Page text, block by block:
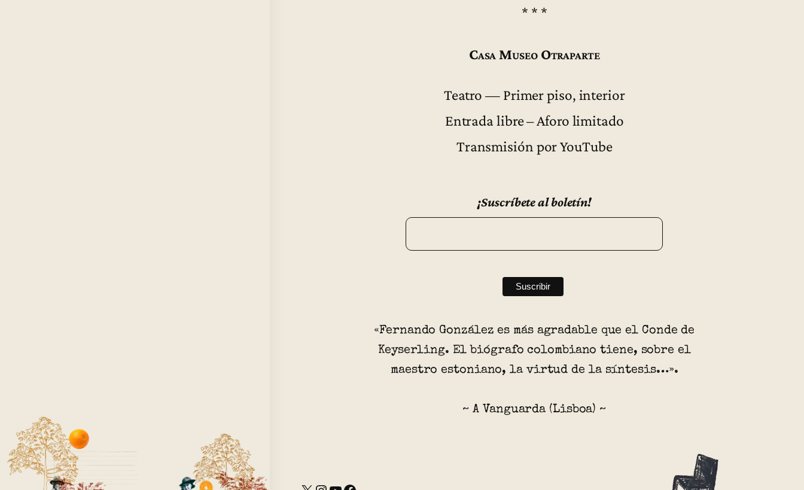
* * *
Casa Museo Otraparte
Teatro — Primer piso, interior
Entrada libre – Aforo limitado
Transmisión por YouTube
¡Suscríbete al boletín!
«Fernando González es más agradable que el Conde de
Keyserling. El biógrafo colombiano tiene, sobre el
maestro estoniano, la virtud de la síntesis…».
~ A Vanguarda (Lisboa) ~